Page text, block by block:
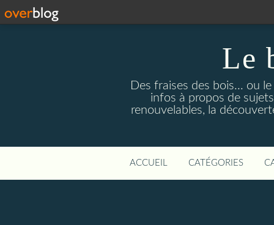
Le
Des fraises des bois... ou
infos à propos de
renouvelables, la
ACCUEIL CATÉGORIES